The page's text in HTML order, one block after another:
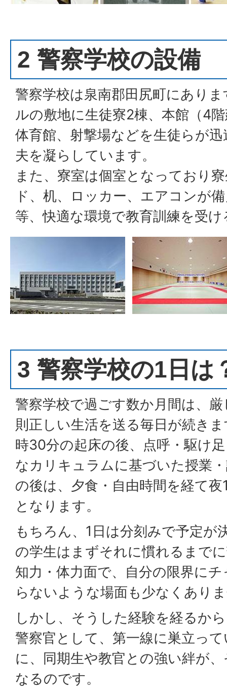
2 警察学校の設備
警察学校は泉南郡田尻町にあり
ルの敷地に生徒寮2棟、本館（4
体育館、射撃場などを生徒らが
夫を凝らしています。
また、寮室は個室となっており
ド、机、ロッカー、エアコンが
等、快適な環境で教育訓練を受
3 警察学校の1日は
警察学校で過ごす数か月間は、
則正しい生活を送る毎日が続き
時30分の起床の後、点呼・駆け
なカリキュラムに基づいた授業
の後は、夕食・自由時間を経て
となります。
もちろん、1日は分刻みで予定が
の学生はまずそれに慣れるまで
知力・体力面で、自分の限界に
らないような場面も少なくあり
しかし、そうした経験を経るか
警察官として、第一線に巣立っ
に、同期生や教官との強い絆が
なるのです。